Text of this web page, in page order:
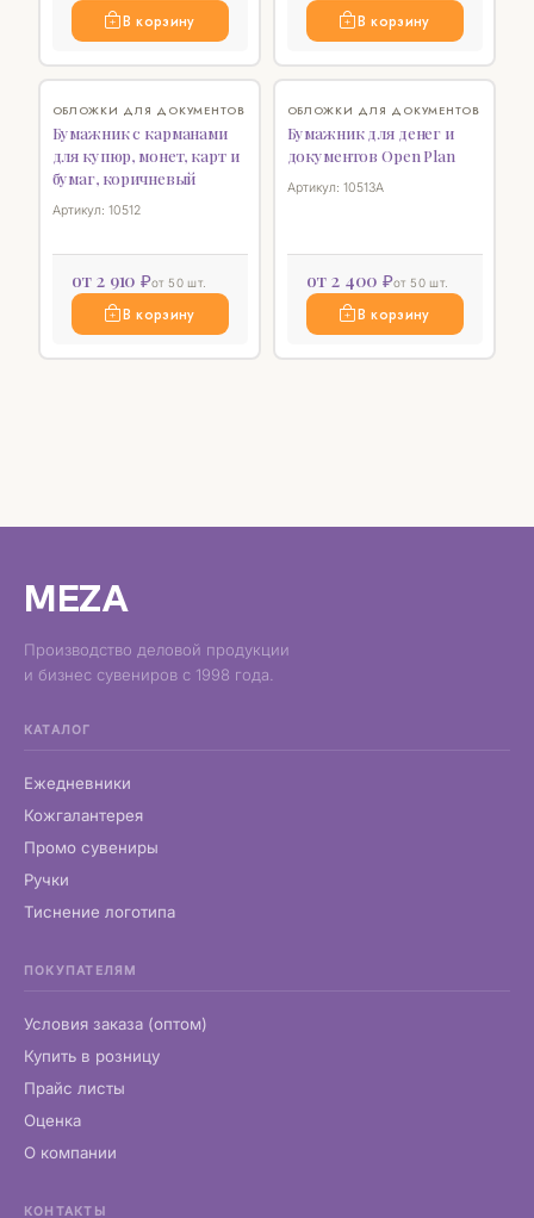
В корзину В корзину
♡
ОБЛОЖКИ ДЛЯ ДОКУМЕНТОВ
Бумажник с карманами
для купюр, монет, карт и
бумаг, коричневый
Артикул: 10512
от 2 910 ₽от 50 шт.
В корзину
♡
ОБЛОЖКИ ДЛЯ ДОКУМЕНТОВ
Бумажник для денег и
документов Open Plan
Артикул: 10513A
от 2 400 ₽от 50 шт.
В корзину
MEZA
Производство деловой продукции
и бизнес сувениров с 1998 года.
КАТАЛОГ
Ежедневники
Кожгалантерея
Промо сувениры
Ручки
Тиснение логотипа
ПОКУПАТЕЛЯМ
Условия заказа (оптом)
Купить в розницу
Прайс листы
Оценка
О компании
КОНТАКТЫ